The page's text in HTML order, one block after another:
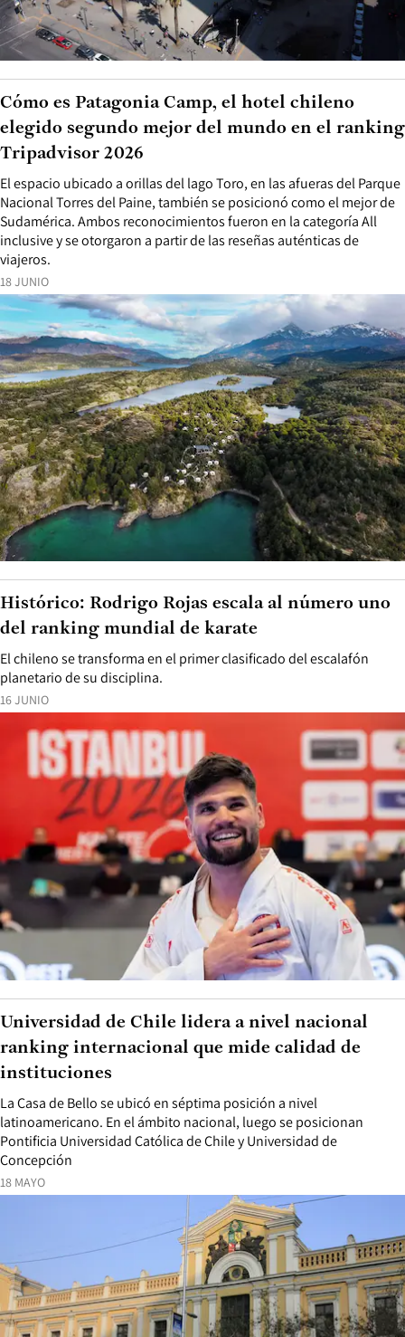
18 JUNIO
El espacio ubicado a orillas del lago Toro, en las afueras del Parque
Nacional Torres del Paine, también se posicionó como el mejor de
Sudamérica. Ambos reconocimientos fueron en la categoría All
inclusive y se otorgaron a partir de las reseñas auténticas de
viajeros.
Cómo es Patagonia Camp, el hotel chileno
elegido segundo mejor del mundo en el ranking
Tripadvisor 2026
16 JUNIO
El chileno se transforma en el primer clasificado del escalafón
planetario de su disciplina.
Histórico: Rodrigo Rojas escala al número uno
del ranking mundial de karate
18 MAYO
La Casa de Bello se ubicó en séptima posición a nivel
latinoamericano. En el ámbito nacional, luego se posicionan
Pontificia Universidad Católica de Chile y Universidad de
Concepción
Universidad de Chile lidera a nivel nacional
ranking internacional que mide calidad de
instituciones